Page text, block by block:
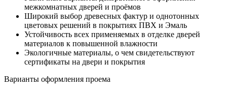
межкомнатных дверей и проёмов
Широкий выбор древесных фактур и однотонных
цветовых решений в покрытиях ПВХ и Эмаль
Устойчивость всех применяемых в отделке дверей
материалов к повышенной влажности
Экологичные материалы, о чем свидетельствуют
сертификаты на двери и покрытия
Варианты оформления проема